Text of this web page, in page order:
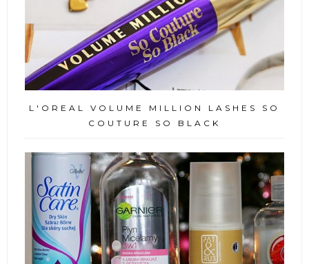
L'OREAL VOLUME MILLION LASHES SO
COUTURE SO BLACK